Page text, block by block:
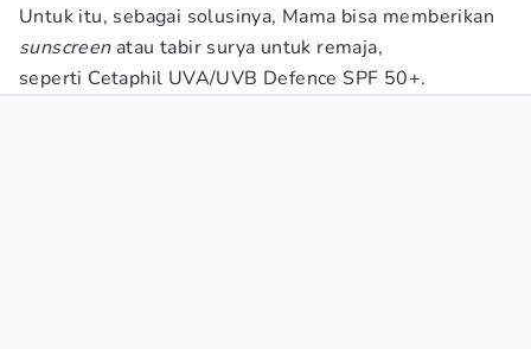
Untuk itu, sebagai solusinya, Mama bisa memberikan
sunscreenatau tabir surya untuk remaja,
seperti Cetaphil UVA/UVB Defence SPF 50+.